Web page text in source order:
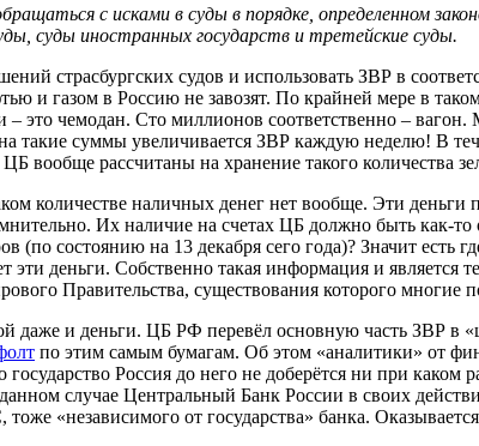
с исками в суды в порядке, определенном
суды иностранных государств и третейские суды.
страсбургских судов и использовать ЗВР в
и газом в Россию не завозят. По крайней мере в
это чемодан. Сто миллионов соответственно –
суммы увеличивается ЗВР каждую неделю! В
вообще рассчитаны на хранение такого количества
количестве наличных денег нет вообще. Эти
Их наличие на счетах ЦБ должно быть как-
(по состоянию на 13 декабря сего года)? Значит
эти деньги. Собственно такая информация и
Правительства, существования которого многие
даже и деньги. ЦБ РФ перевёл основную часть ЗВР
по этим самым бумагам. Об этом «аналитики» от
государство Россия до него не доберётся ни при
случае Центральный Банк России в своих
«независимого от государства» банка.